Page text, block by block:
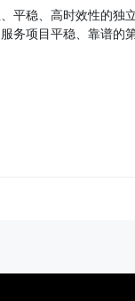
稳、高时效性的独
务项目平稳、靠谱的